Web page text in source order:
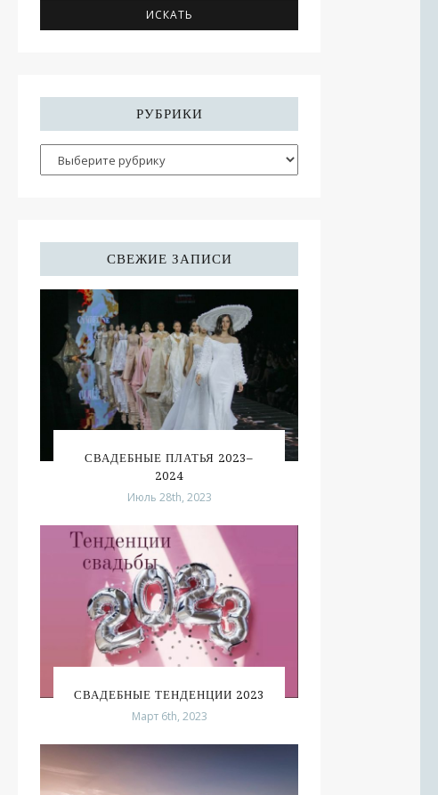
РУБРИКИ
СВЕЖИЕ ЗАПИСИ
СВАДЕБНЫЕ ПЛАТЬЯ 2023–
2024
Июль 28th, 2023
СВАДЕБНЫЕ ТЕНДЕНЦИИ 2023
Март 6th, 2023